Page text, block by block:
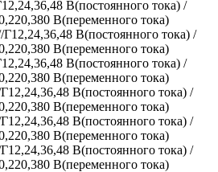
В(постоянного тока) /
В(переменного тока)
В(постоянного тока) /
В(переменного тока)
В(постоянного тока) /
В(переменного тока)
В(постоянного тока) /
В(переменного тока)
В(постоянного тока) /
В(переменного тока)
В(постоянного тока) /
В(переменного тока)